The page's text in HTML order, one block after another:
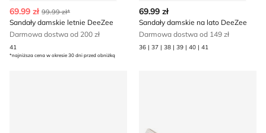
69.99 zł 99.99 zł*
Sandały damskie letnie DeeZee
Darmowa dostwa od 200 zł
41
*najniższa cena w okresie 30 dni przed obniżką
69.99 zł
Sandały damskie na lato DeeZee
Darmowa dostwa od 149 zł
36 | 37 | 38 | 39 | 40 | 41